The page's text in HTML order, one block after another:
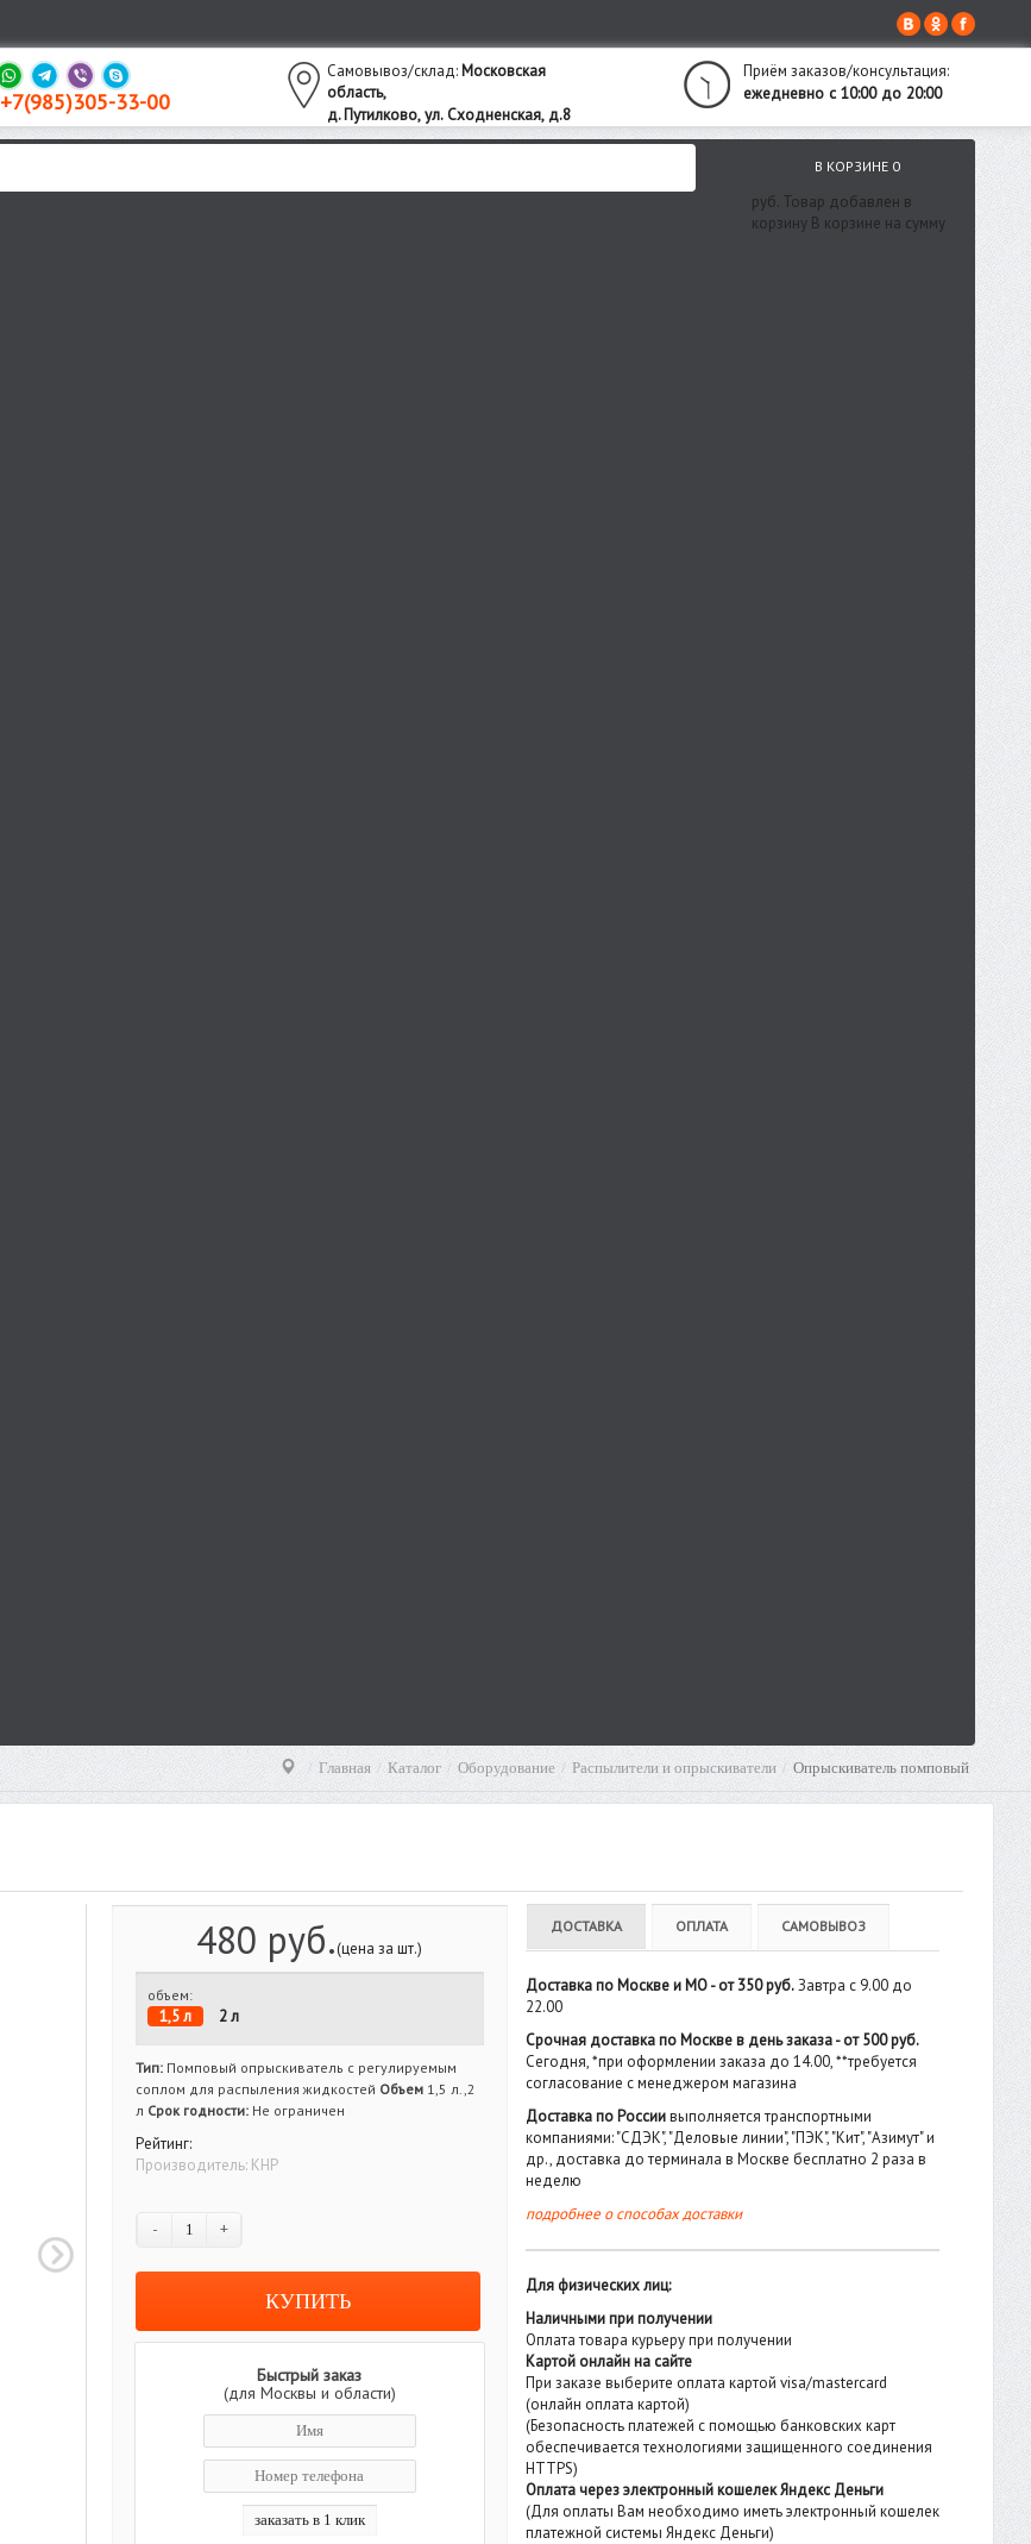
Самовывоз/склад: Московская
область,
д. Путилково,ул. Сходненская, д.8
+7(985)305-33-00
Приём заказов/консультация:
ежедневно с 10:00 до 20:00
В КОРЗИНЕ0
руб. Товар добавлен в
корзину В корзине на сумму
Главная Каталог Оборудование Распылители и опрыскиватели Опрыскиватель помповый
480 руб.(цена за шт.)
объем:
1,5 л 2 л
Тип: Помповый опрыскиватель с регулируемым
соплом для распыления жидкостей Объем 1,5 л.,2
л Срок годности: Не ограничен
Рейтинг:
Производитель: КНР
- +
Быстрый заказ
(для Москвы и области)
ДОСТАВКА ОПЛАТА САМОВЫВОЗ
Доставка по Москве и МО - от 350 руб.Завтра с 9.00 до
22.00
Срочная доставка по Москве в день заказа - от 500 руб.
Сегодня, *при оформлении заказа до 14.00, **требуется
согласование с менеджером магазина
Доставка по Россиивыполняется транспортными
компаниями: "СДЭК", "Деловые линии", "ПЭК", "Кит", "Азимут" и
др., доставка до терминала в Москве бесплатно 2 раза в
неделю
подробнее о способах доставки
Для физических лиц:
Наличными при получении
Оплата товара курьеру при получении
Картой онлайн на сайте
При заказе выберите оплата картой visa/mastercard
(онлайн оплата картой)
(Безопасность платежей с помощью банковских карт
обеспечивается технологиями защищенного соединения
HTTPS)
Оплата через электронный кошелек Яндекс Деньги
(Для оплаты Вам необходимо иметь электронный кошелек
платежной системы Яндекс Деньги)